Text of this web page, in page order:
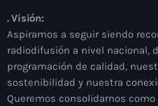
. Visión:
Aspiramos a seguir siendo
radiodifusión a nivel nacional,
programación de calidad,
sostenibilidad y nuestra
Queremos consolidarnos